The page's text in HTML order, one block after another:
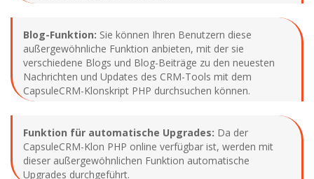
Blog-Funktion: Sie können Ihren Benutzern diese
außergewöhnliche Funktion anbieten, mit der sie
verschiedene Blogs und Blog-Beiträge zu den neuesten
Nachrichten und Updates des CRM-Tools mit dem
CapsuleCRM-Klonskript PHP durchsuchen können.
Funktion für automatische Upgrades: Da der
CapsuleCRM-Klon PHP online verfügbar ist, werden mit
dieser außergewöhnlichen Funktion automatische
Upgrades durchgeführt.